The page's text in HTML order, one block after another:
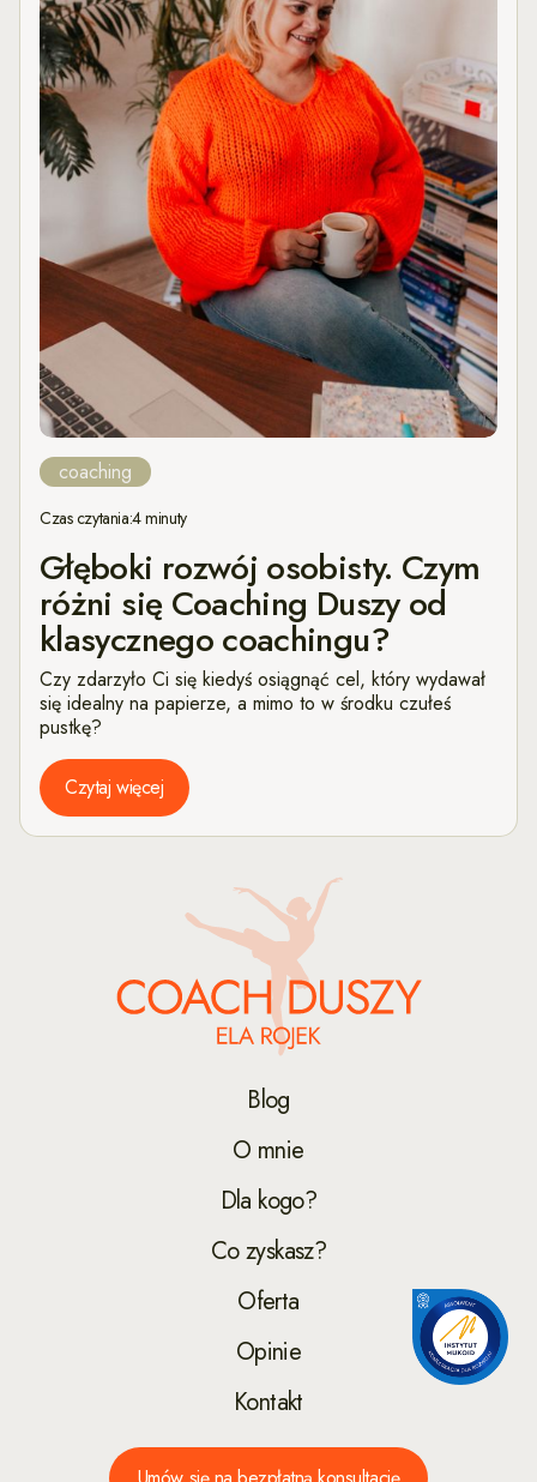
coaching
Czas czytania:4 minuty
Głęboki rozwój osobisty. Czym
różni się Coaching Duszy od
klasycznego coachingu?
Czy zdarzyło Ci się kiedyś osiągnąć cel, który wydawał
się idealny na papierze, a mimo to w środku czułeś
pustkę?
Czytaj więcej
Blog
O mnie
Dla kogo?
Co zyskasz?
Oferta
Opinie
Kontakt